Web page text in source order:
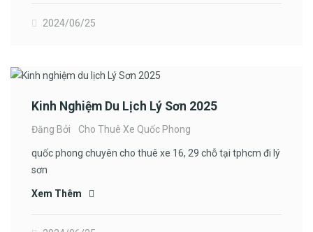
2024/06/25
Kinh Nghiệm Du Lịch Lý Sơn 2025
Đăng Bởi Cho Thuê Xe Quốc Phong
quốc phong chuyên cho thuê xe 16, 29 chỗ tại tphcm đi lý
sơn
Xem Thêm